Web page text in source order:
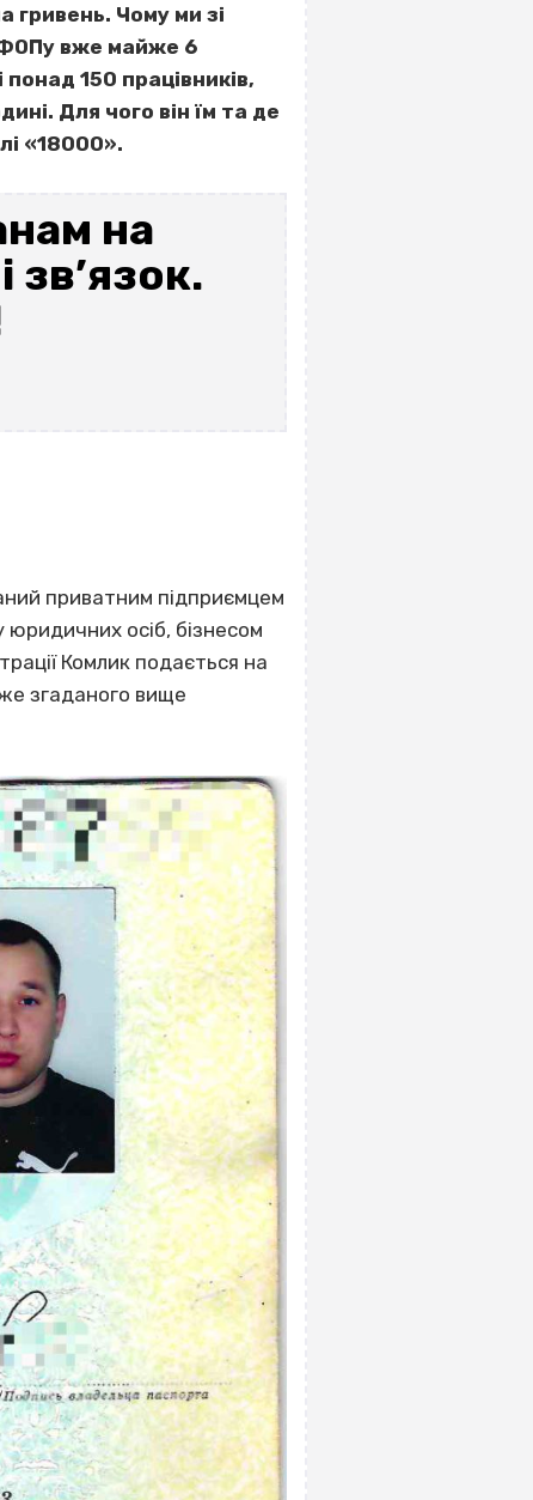
гривень. Чому ми зі
ФОПу вже майже 6
150 працівників,
Для чого він їм та де
«18000».
на
зв’язок.
приватним підприємцем
юридичних осіб, бізнесом
Комлик подається на
згаданого вище